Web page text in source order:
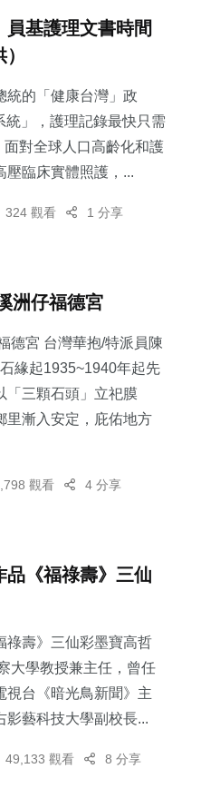
基護理文書時間
統的「健康台灣」政
」，護理記錄最快只需
對全球人口高齡化和護
壓臨床實體照護，...
324 觀看 1 分享
洲仔福德宮
德宮 台灣華抱/特派員陳
緣起1935~1940年起先
「三顆石頭」立祀膜
里漸入安定，庇佑地方
觀看 4 分享
品《福祿壽》三仙
祿壽》三仙彩墨寶高哲
大學教授兼主任，曾任
視台《暗光鳥新聞》主
影藝科技大學副校長...
49,133 觀看 8 分享